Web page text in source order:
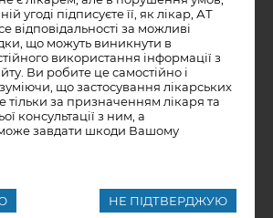
багатьох людей від важких, що
хвороб, включаючи рак. Відомо
зцілення через цей прийом, в
захворювань у гострій стадії.
вже накопичено певний досвід
питання заслуговує серйозного
Але панацеєю (ліками від усіх
при хронічних
протікають з незначно підвищеною
воно не завжди дає позитивний ефект.
цих випадках уже не має
хворим, швидше, можуть допомогти,
(високотемпературні) ванни.
угоді підписуєте її, як лікар, АТ
відповідальності за можливі
що можуть виникнути в
використання інформації з
Ви робите це самостійно і
що застосування лікарських
тільки за призначенням лікаря та
консультації з ним, а
завдати шкоди Вашому
НЕ ПІДТВЕРДЖУЮ